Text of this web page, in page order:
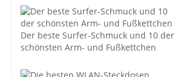
Der beste Surfer-Schmuck und 10 der
schönsten Arm- und Fußkettchen